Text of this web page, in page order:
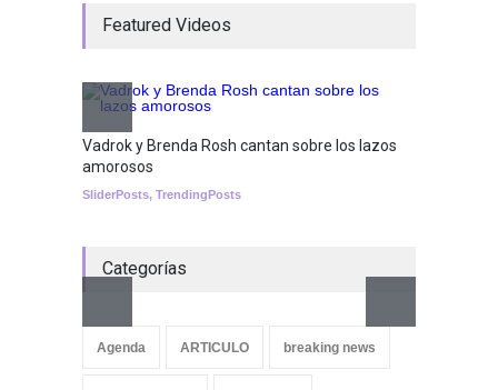
el show de Richie O'Farrill
becoming a reality
Featured Videos
Vadrok y Brenda Rosh cantan sobre los lazos
amorosos
SliderPosts, TrendingPosts
Categorías
Agenda ARTICULO breaking news